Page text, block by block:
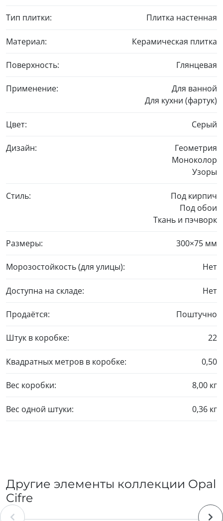
Тип плитки: Плитка настенная
Материал: Керамическая плитка
Поверхность: Глянцевая
Применение:
Для ванной
Для кухни (фартук)
Цвет: Серый
Дизайн:
Геометрия
Моноколор
Узоры
Стиль:
Под кирпич
Под обои
Ткань и пэчворк
Размеры: 300×75 мм
Морозостойкость (для улицы): Нет
Доступна на складе: Нет
Продаётся: Поштучно
Штук в коробке: 22
Квадратных метров в коробке: 0,50
Вес коробки: 8,00 кг
Вес одной штуки: 0,36 кг
Другие элементы коллекции Opal
Cifre